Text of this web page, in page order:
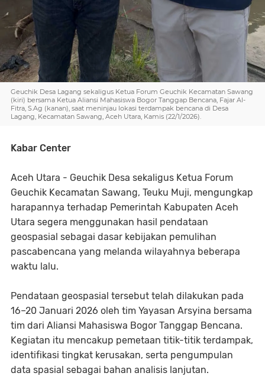
Geuchik Desa Lagang sekaligus Ketua Forum Geuchik Kecamatan Sawang
(kiri) bersama Ketua Aliansi Mahasiswa Bogor Tanggap Bencana, Fajar Al-
Fitra, S.Ag (kanan), saat meninjau lokasi terdampak bencana di Desa
Lagang, Kecamatan Sawang, Aceh Utara, Kamis (22/1/2026).
Kabar Center
Aceh Utara - Geuchik Desa sekaligus Ketua Forum
Geuchik Kecamatan Sawang, Teuku Muji, mengungkap
harapannya terhadap Pemerintah Kabupaten Aceh
Utara segera menggunakan hasil pendataan
geospasial sebagai dasar kebijakan pemulihan
pascabencana yang melanda wilayahnya beberapa
waktu lalu.
Pendataan geospasial tersebut telah dilakukan pada
16–20 Januari 2026 oleh tim Yayasan Arsyina bersama
tim dari Aliansi Mahasiswa Bogor Tanggap Bencana.
Kegiatan itu mencakup pemetaan titik-titik terdampak,
identifikasi tingkat kerusakan, serta pengumpulan
data spasial sebagai bahan analisis lanjutan.